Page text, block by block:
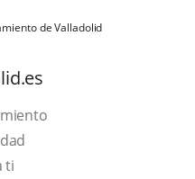
de Valladolid
ti